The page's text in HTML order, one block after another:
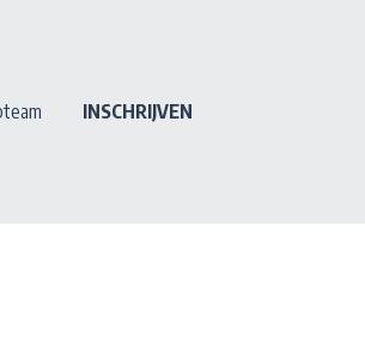
INSCHRIJVEN